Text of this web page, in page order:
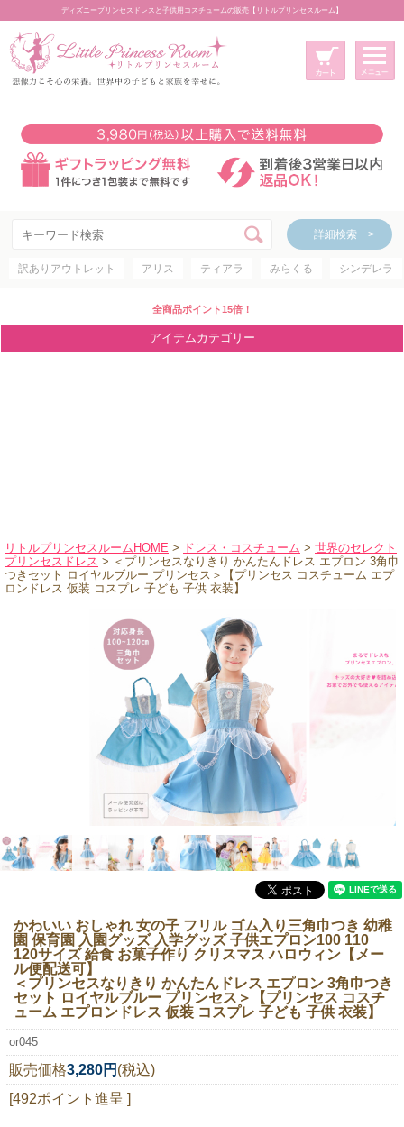
ディズニープリンセスドレスと子供用コスチュームの販売【リトルプリンセスルーム】
詳細検索 >
訳ありアウトレット アリス ティアラ みらくる シンデレラ
全商品ポイント15倍！
アイテムカテゴリー
リトルプリンセスルームHOME > ドレス・コスチューム > 世界のセレクト
プリンセスドレス > ＜プリンセスなりきり かんたんドレス エプロン 3角巾
つきセット ロイヤルブルー プリンセス＞【プリンセス コスチューム エプ
ロンドレス 仮装 コスプレ 子ども 子供 衣装】
かわいい おしゃれ 女の子 フリル ゴム入り三角巾つき 幼稚
園 保育園 入園グッズ 入学グッズ 子供エプロン100 110
120サイズ 給食 お菓子作り クリスマス ハロウィン【メー
ル便配送可】
＜プリンセスなりきり かんたんドレス エプロン 3角巾つき
セット ロイヤルブルー プリンセス＞【プリンセス コスチ
ューム エプロンドレス 仮装 コスプレ 子ども 子供 衣装】
or045
販売価格3,280円 (税込)
[492ポイント進呈 ]
新規会員登録
マイページ
カート
詳細検索 >
アイテムカテゴリー
ディズニープリンセス
ディズニキャラクター
アウトレット
会社概要
お支払・送料
返品・交換
サイズの測り方
よくあるご質問
レビューを見る
ブログ
ニュースレター購読
マイページログイン
お問い合わせ
0120-221-040